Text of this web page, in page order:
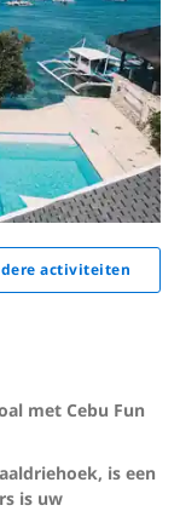
activiteiten
met Cebu Fun
is een
is uw